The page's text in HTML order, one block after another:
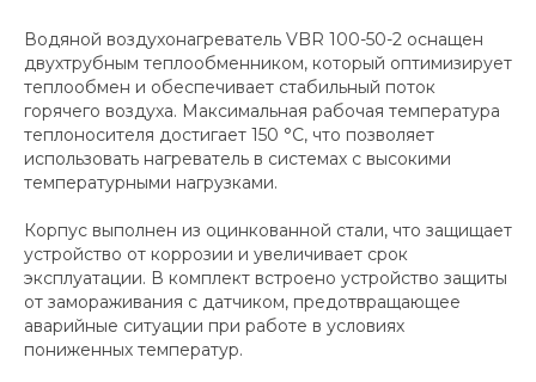
Водяной воздухонагреватель VBR 100-50-2 оснащен
двухтрубным теплообменником, который оптимизирует
теплообмен и обеспечивает стабильный поток
горячего воздуха. Максимальная рабочая температура
теплоносителя достигает 150 °C, что позволяет
использовать нагреватель в системах с высокими
температурными нагрузками.
Корпус выполнен из оцинкованной стали, что защищает
устройство от коррозии и увеличивает срок
эксплуатации. В комплект встроено устройство защиты
от замораживания с датчиком, предотвращающее
аварийные ситуации при работе в условиях
пониженных температур.